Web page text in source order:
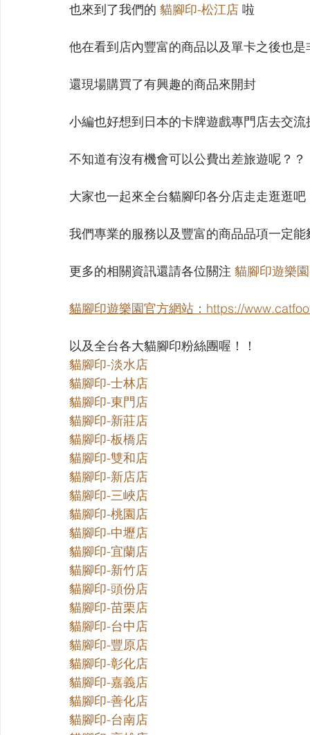
【LC】最終編年史-無限 【BD】創之界限
也來到了我們的 貓腳印-松江店 啦
他在看到店內豐富的商品以及單卡之後也是
還現場購買了有興趣的商品來開封
小編也好想到日本的卡牌遊戲專門店去交流
不知道有沒有機會可以公費出差旅遊呢？？
大家也一起來全台貓腳印各分店走走逛逛吧
我們專業的服務以及豐富的商品品項一定
更多的相關資訊還請各位關注 貓腳印遊樂
貓腳印遊樂園官方網站：https://
以及全台各大貓腳印粉絲團喔！！
貓腳印-淡水店
貓腳印-士林店
貓腳印-東門店
貓腳印-新莊店
貓腳印-板橋店
貓腳印-雙和店
貓腳印-新店店
貓腳印-三峽店
貓腳印-桃園店
貓腳印-中壢店
貓腳印-宜蘭店
貓腳印-新竹店
貓腳印-頭份店
貓腳印-苗栗店
貓腳印-台中店
貓腳印-豐原店
貓腳印-彰化店
貓腳印-嘉義店
貓腳印-善化店
貓腳印-台南店